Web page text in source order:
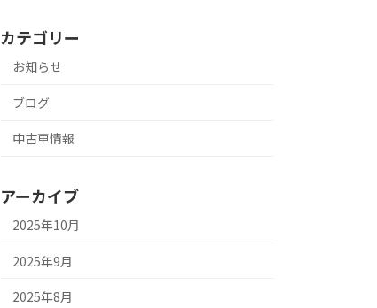
カテゴリー
お知らせ
ブログ
中古車情報
アーカイブ
2025年10月
2025年9月
2025年8月